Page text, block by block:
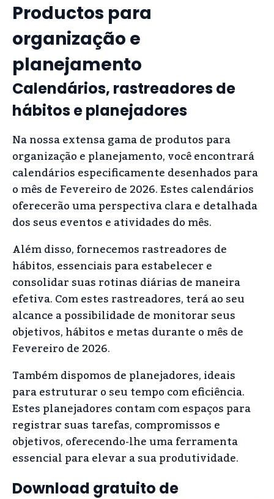
Productos para
organização e
planejamento
Calendários, rastreadores de
hábitos e planejadores
Na nossa extensa gama de produtos para
organização e planejamento, você encontrará
calendários especificamente desenhados para
o mês de Fevereiro de 2026. Estes calendários
oferecerão uma perspectiva clara e detalhada
dos seus eventos e atividades do mês.
Além disso, fornecemos rastreadores de
hábitos, essenciais para estabelecer e
consolidar suas rotinas diárias de maneira
efetiva. Com estes rastreadores, terá ao seu
alcance a possibilidade de monitorar seus
objetivos, hábitos e metas durante o mês de
Fevereiro de 2026.
Também dispomos de planejadores, ideais
para estruturar o seu tempo com eficiência.
Estes planejadores contam com espaços para
registrar suas tarefas, compromissos e
objetivos, oferecendo-lhe uma ferramenta
essencial para elevar a sua produtividade.
Download gratuito de